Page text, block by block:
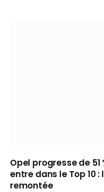
Opel progresse de 51
entre dans le Top 10
remontée